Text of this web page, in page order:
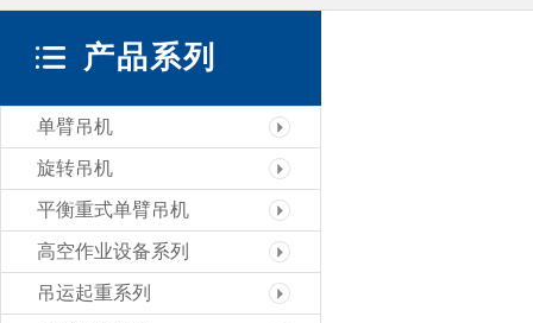
产品系列
单臂吊机
旋转吊机
平衡重式单臂吊机
高空作业设备系列
吊运起重系列